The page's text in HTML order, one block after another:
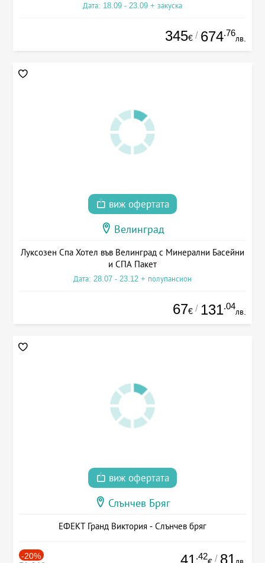
Дата: 18.09 - 23.09 + закуска
345€ / 674.76
лв.
виж офертата
Велинград
Луксозен Спа Хотел във Велинград с Минерални Басейни
и СПА Пакет
Дата: 28.07 - 23.12 + полупансион
67€ / 131.04
лв.
виж офертата
Слънчев Бряг
ЕФЕКТ Гранд Виктория - Слънчев бряг
-20% 41 .42 / 81